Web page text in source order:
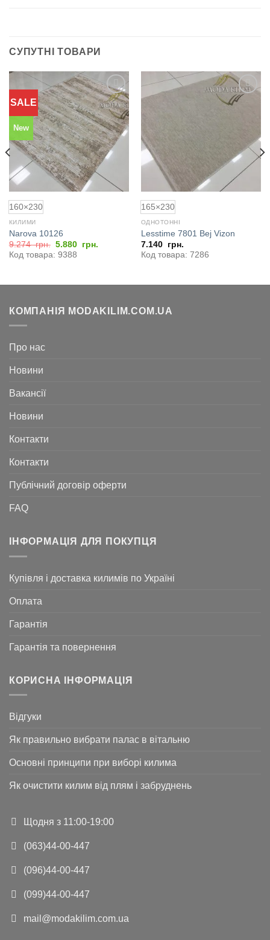
СУПУТНІ ТОВАРИ
SALE
New
Додати
до
обраного
160×230
КИЛИМИ
Narova 10126
9.274грн. Оригінальна
ціна:
9.274
5.880 грн.Поточна
Код товара: 9388
Додати
165×230
ОДНОТОННІ
Lesstime 7801 Bej Vizon
7.140 грн.
Код товара: 7286
КОМПАНІЯ MODAKILIM.COM.UA
Про нас
Новини
Вакансії
Новини
Контакти
Контакти
Публічний договір оферти
FAQ
ІНФОРМАЦІЯ ДЛЯ ПОКУПЦЯ
Купівля і доставка килимів по Україні
Оплата
Гарантія
Гарантія та повернення
КОРИСНА ІНФОРМАЦІЯ
Відгуки
Як правильно вибрати палас в вітальню
Основні принципи при виборі килима
Як очистити килим від плям і забруднень
Щодня з 11:00-19:00
(063)44-00-447
(096)44-00-447
(099)44-00-447
mail@modakilim.com.ua